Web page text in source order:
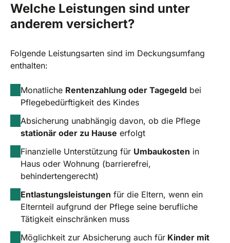
Welche Leistungen sind unter
anderem versichert?
Folgende Leistungsarten sind im Deckungsumfang
enthalten:
Monatliche Rentenzahlung oder Tagegeld bei
Pflegebedürftigkeit des Kindes
Absicherung unabhängig davon, ob die Pflege
stationär oder zu Hause erfolgt
Finanzielle Unterstützung für Umbaukosten in
Haus oder Wohnung (barrierefrei,
behindertengerecht)
Entlastungsleistungen für die Eltern, wenn ein
Elternteil aufgrund der Pflege seine berufliche
Tätigkeit einschränken muss
Möglichkeit zur Absicherung auch für Kinder mit